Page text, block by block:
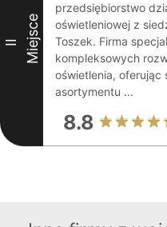
II Miejsce
przedsiębiorstwo
oświetleniowej z
Toszek. Firma
kompleksowych
oświetlenia, oferując
asortymentu ...
8.8